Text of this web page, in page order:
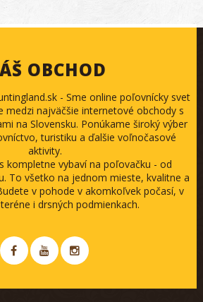
OBCHOD
- Sme online poľovnícky svet
medzi najväčšie internetové obchody s
na Slovensku. Ponúkame široký výber
turistiku a ďalšie voľnočasové
aktivity.
kompletne vybaví na poľovačku - od
To všetko na jednom mieste, kvalitne a
v pohode v akomkoľvek počasí, v
i drsných podmienkach.